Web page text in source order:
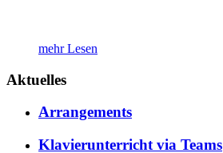
mehr Lesen
Aktuelles
Arrangements
Klavierunterricht via Teams